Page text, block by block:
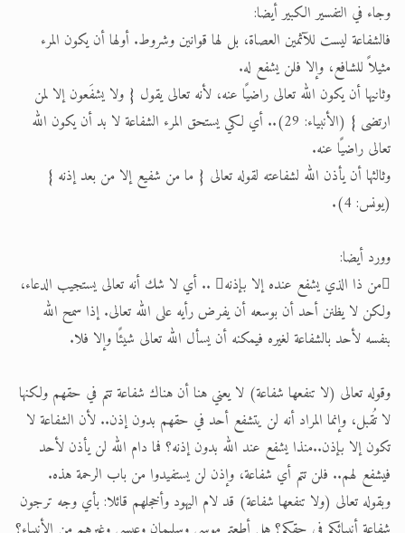
وجاء في التفسير الكبير أيضا:
فالشفاعة ليست للآثمين العصاة، بل لها قوانين وشروط. أولها أن يكون المرء
مثيلاً للشافع، وإلا فلن يشفع له.
وثانيها أن يكون الله تعالى راضيًا عنه، لأنه تعالى يقول { ولا يشفَعون إلا لمن
ارتضى } (الأنبياء: 29).. أي لكي يستحق المرء الشفاعة لا بد أن يكون الله
تعالى راضيًا عنه.
وثالثها أن يأذن الله لشفاعته لقوله تعالى { ما من شفيع إلا من بعد إذنه }
(يونس: 4).
وورد أيضا:
من ذا الذي يشفع عنده إلا بإذنه .. أي لا شك أنه تعالى يستجيب الدعاء،
ولكن لا يظنن أحد أن بوسعه أن يفرض رأيه على الله تعالى. إذا سمح الله
بنفسه لأحد بالشفاعة لغيره فيمكنه أن يسأل الله تعالى شيئًا وإلا فلا.
وقوله تعالى (لا تنفعها شفاعة) لا يعني هنا أن هناك شفاعة تتم في حقهم ولكنها
لا تُقبل، وإنما المراد أنه لن يتشفع أحد في حقهم بدون إذن.. لأن الشفاعة لا
تكون إلا بإذن..منذا يشفع عند الله بدون إذنه؟ فما دام الله لن يأذن لأحد
فيشفع لهم.. فلن تتم أي شفاعة، وإذن لن يستفيدوا من باب الرحمة هذه.
وبقوله تعالى (ولا تنفعها شفاعة) قد لام اليهود وأخجلهم قائلا: بأي وجه ترجون